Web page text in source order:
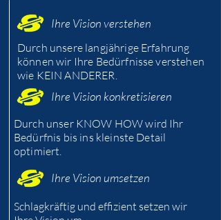
Ihre Vision verstehen
Durch unsere langjährige Erfahrung
können wir Ihre Bedürfnisse verstehen
wie KEIN ANDERER.
Ihre Vision konkretisieren
Durch unser KNOW HOW wird Ihr
Bedürfnis bis ins kleinste Detail
optimiert.
Ihre Vision umsetzen
Schlagkräftig und effizient setzen wir